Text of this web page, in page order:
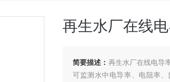
再生水厂在线
简要描述： 再生水厂在线电导
可监测水中电导率、电阻率